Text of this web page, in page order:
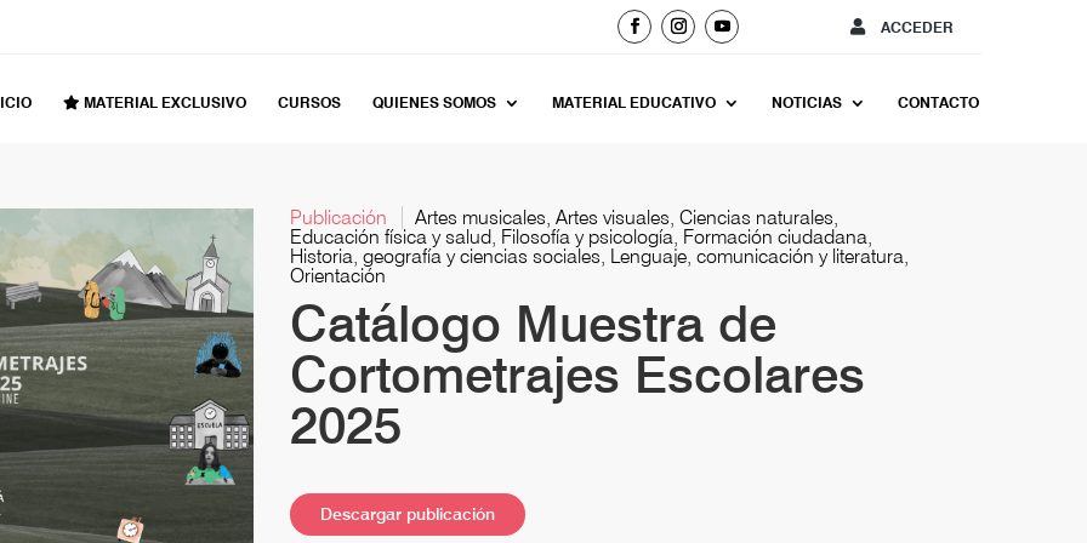
ACCEDER
MATERIAL EXCLUSIVO CURSOS QUIENES SOMOS MATERIAL EDUCATIVO NOTICIAS CONTACTO
Publicación
Artes musicales, Artes visuales, Ciencias naturales,
Educación física y salud, Filosofía y psicología, Formación ciudadana,
Historia, geografía y ciencias sociales, Lenguaje, comunicación y literatura,
Orientación
Catálogo Muestra de
Cortometrajes Escolares
2025
Descargar publicación